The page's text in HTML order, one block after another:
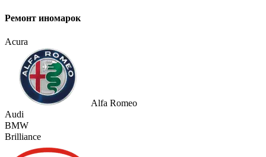
Ремонт иномарок
Acura
Alfa Romeo
Audi
BMW
Brilliance